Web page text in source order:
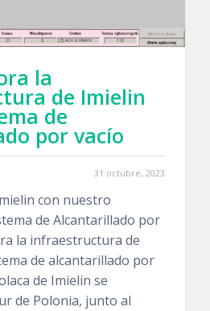
la
de Imielin
de
por vacío
31 octubre, 2023
con nuestro
de Alcantarillado por
la infraestructura de
de alcantarillado por
de Imielin se
de Polonia, junto al